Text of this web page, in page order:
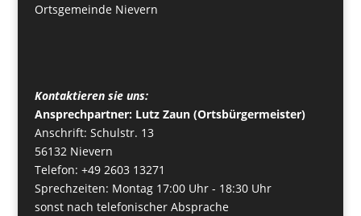
Ortsgemeinde Nievern
Kontaktieren sie uns:
Ansprechpartner: Lutz Zaun (Ortsbürgermeister)
Anschrift: Schulstr. 13
56132 Nievern
Telefon: +49 2603 13271
Sprechzeiten: Montag 17:00 Uhr - 18:30 Uhr
sonst nach telefonischer Absprache